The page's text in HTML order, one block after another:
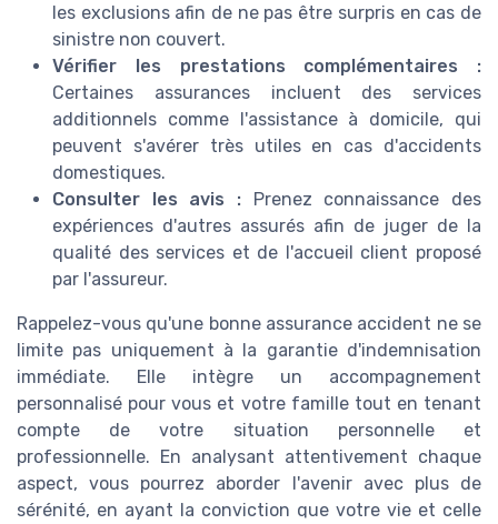
les exclusions afin de ne pas être surpris en cas de
sinistre non couvert.
Vérifier les prestations complémentaires :
Certaines assurances incluent des services
additionnels comme l'assistance à domicile, qui
peuvent s'avérer très utiles en cas d'accidents
domestiques.
Consulter les avis : Prenez connaissance des
expériences d'autres assurés afin de juger de la
qualité des services et de l'accueil client proposé
par l'assureur.
Rappelez-vous qu'une bonne assurance accident ne se
limite pas uniquement à la garantie d'indemnisation
immédiate. Elle intègre un accompagnement
personnalisé pour vous et votre famille tout en tenant
compte de votre situation personnelle et
professionnelle. En analysant attentivement chaque
aspect, vous pourrez aborder l'avenir avec plus de
sérénité, en ayant la conviction que votre vie et celle